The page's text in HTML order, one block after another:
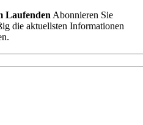
Laufenden Abonnieren Sie
die aktuellsten Informationen